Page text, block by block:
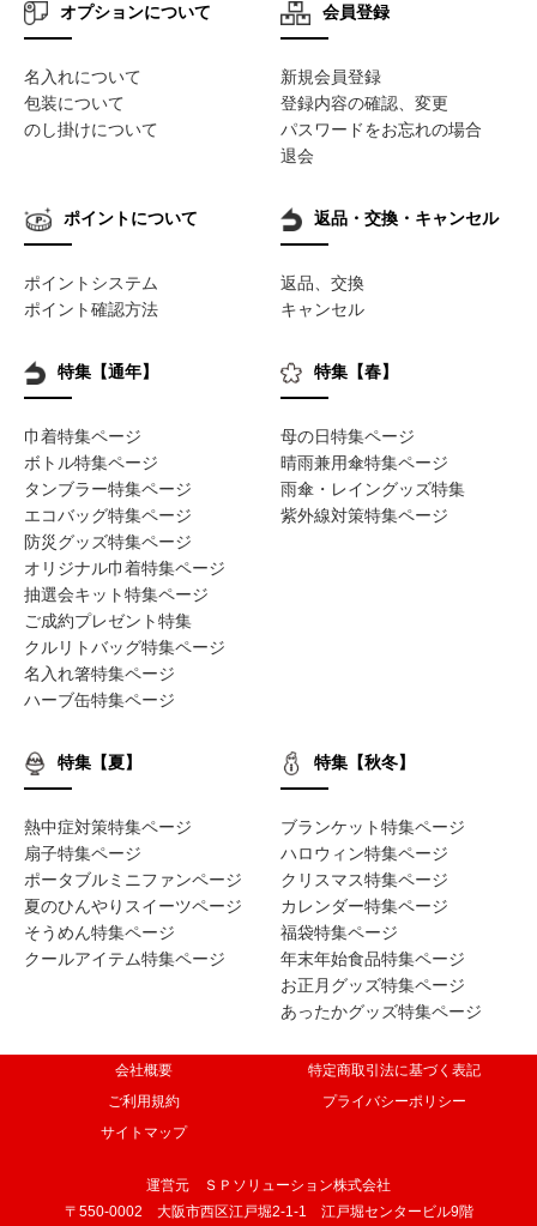
オプションについて
名入れについて
包装について
のし掛けについて
会員登録
新規会員登録
登録内容の確認、変更
パスワードをお忘れの場合
退会
ポイントについて
ポイントシステム
ポイント確認方法
返品・交換・キャンセル
返品、交換
キャンセル
特集【通年】
巾着特集ページ
ボトル特集ページ
タンブラー特集ページ
エコバッグ特集ページ
防災グッズ特集ページ
オリジナル巾着特集ページ
抽選会キット特集ページ
ご成約プレゼント特集
クルリトバッグ特集ページ
名入れ箸特集ページ
ハーブ缶特集ページ
特集【春】
母の日特集ページ
晴雨兼用傘特集ページ
雨傘・レイングッズ特集
紫外線対策特集ページ
特集【夏】
熱中症対策特集ページ
扇子特集ページ
ポータブルミニファンページ
夏のひんやりスイーツページ
そうめん特集ページ
クールアイテム特集ページ
特集【秋冬】
ブランケット特集ページ
ハロウィン特集ページ
クリスマス特集ページ
カレンダー特集ページ
福袋特集ページ
年末年始食品特集ページ
お正月グッズ特集ページ
あったかグッズ特集ページ
会社概要
特定商取引法に基づく表記
ご利用規約
プライバシーポリシー
サイトマップ
運営元 ＳＰソリューション株式会社
〒550-0002 大阪市西区江戸堀2-1-1 江戸堀センタービル9階